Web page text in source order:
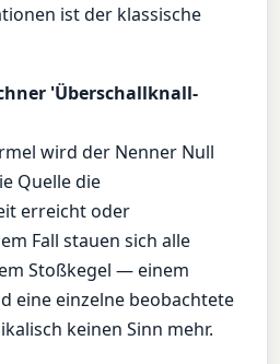
ist der klassische
'Überschallknall-
wird der Nenner Null
Quelle die
erreicht oder
Fall stauen sich alle
Stoßkegel — einem
eine einzelne beobachtete
keinen Sinn mehr.